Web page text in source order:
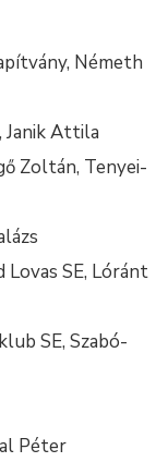
Németh
Janik Attila
Zoltán, Tenyei-
SE, Lóránt
SE, Szabó-
Péter